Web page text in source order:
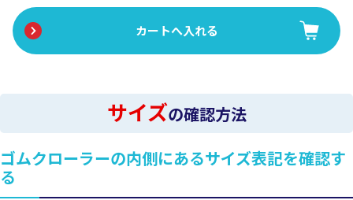
サイズの確認方法
ゴムクローラーの内側にあるサイズ表記を確認す
る